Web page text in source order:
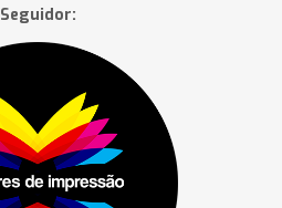
Seguidor: